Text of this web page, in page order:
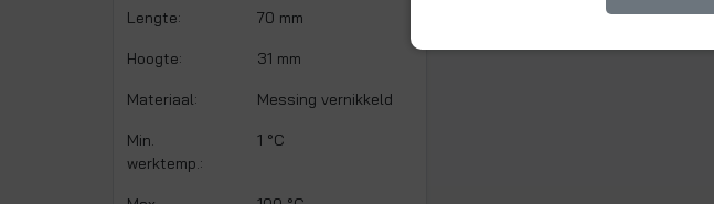
Lengte: 70 mm
Hoogte: 31 mm
Materiaal: Messing vernikkeld
Min.
werktemp.:
1 °C